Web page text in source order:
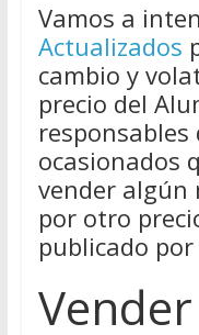
Vamos a
Actualizados
cambio y
precio del
ocasionados
vender algún
por otro
publicado